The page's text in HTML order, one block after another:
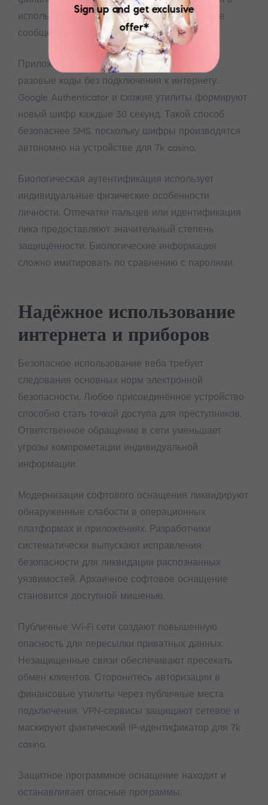
использовании, но восприимчив к блокировке
сообщений.
Приложения-аутентификаторы формируют
разовые коды без подключения к интернету.
Google Authenticator и схожие утилиты формируют
новый шифр каждые 30 секунд. Такой способ
безопаснее SMS, поскольку шифры производятся
автономно на устройстве для 7k casino.
Биологическая аутентификация использует
индивидуальные физические особенности
личности. Отпечатки пальцев или идентификация
лика предоставляют значительный степень
защищённости. Биологические информация
сложно имитировать по сравнению с паролями.
Надёжное использование
интернета и приборов
Безопасное использование веба требует
следования основных норм электронной
безопасности. Любое присоединённое устройство
способно стать точкой доступа для преступников.
Ответственное обращение в сети уменьшает
угрозы компрометации индивидуальной
информации.
Модернизации софтового оснащения ликвидируют
обнаруженные слабости в операционных
платформах и приложениях. Разработчики
систематически выпускают исправления
безопасности для ликвидации распознанных
уязвимостей. Архаичное софтовое оснащение
становится доступной мишенью.
Публичные Wi-Fi сети создают повышенную
опасность для пересылки приватных данных.
Незащищенные связи обеспечивают пресекать
обмен клиентов. Сторонитесь авторизации в
финансовые утилиты через публичные места
подключения. VPN-сервисы защищают сетевое и
маскируют фактический IP-идентификатор для 7k
casino.
Защитное программное оснащение находит и
останавливает опасные программы.
Sign up and get exclusive
offer*